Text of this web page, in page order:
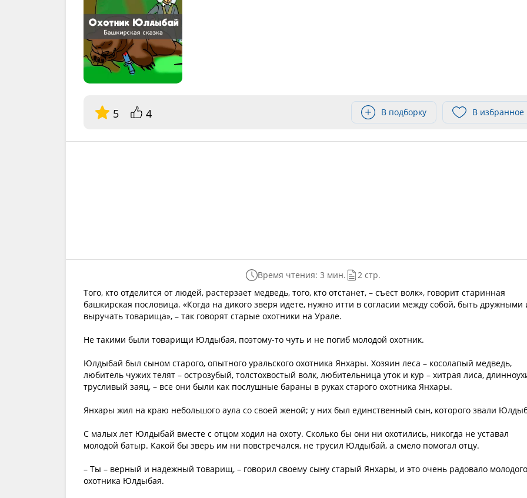
5 4 В подборку В избранное
Время чтения: 3 мин.
2 стр.
Того, кто отделится от людей, растерзает медведь, того, кто отстанет, – съест волк», говорит старинная
башкирская пословица. «Когда на дикого зверя идете, нужно итти в согласии между собой, быть дружными
выручать товарища», – так говорят старые охотники на Урале.
Не такими были товарищи Юлдыбая, поэтому-то чуть и не погиб молодой охотник.
Юлдыбай был сыном старого, опытного уральского охотника Янхары. Хозяин леса – косолапый медведь,
любитель чужих телят – острозубый, толстохвостый волк, любительница уток и кур – хитрая лиса,
трусливый заяц, – все они были как послушные бараны в руках старого охотника Янхары.
Янхары жил на краю небольшого аула со своей женой; у них был единственный сын, которого звали
С малых лет Юлдыбай вместе с отцом ходил на охоту. Сколько бы они ни охотились, никогда не уставал
молодой батыр. Какой бы зверь им ни повстречался, не трусил Юлдыбай, а смело помогал отцу.
– Ты – верный и надежный товарищ, – говорил своему сыну старый Янхары, и это очень радовало молодого
охотника Юлдыбая.